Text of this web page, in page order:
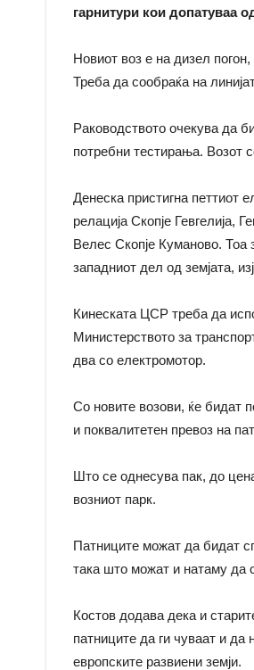
гарнитури кои допатуваа
Новиот воз е на дизел
Треба да сообраќа на
Раководството очекува да
потребни тестирања. Возот
Денеска пристигна петтиот
релација Скопје Гевгелија,
Велес Скопје Куманово. Тоа
западниот дел од земјата,
Кинеската ЦСР треба да
Министерството за
два со електромотор.
Со новите возови, ќе бидат
и поквалитетен превоз на
Што се однесува пак, до
возниот парк.
Патниците можат да бидат
така што можат и натаму да
Костов додава дека и
патниците да ги чуваат и да
европските развиени земји.